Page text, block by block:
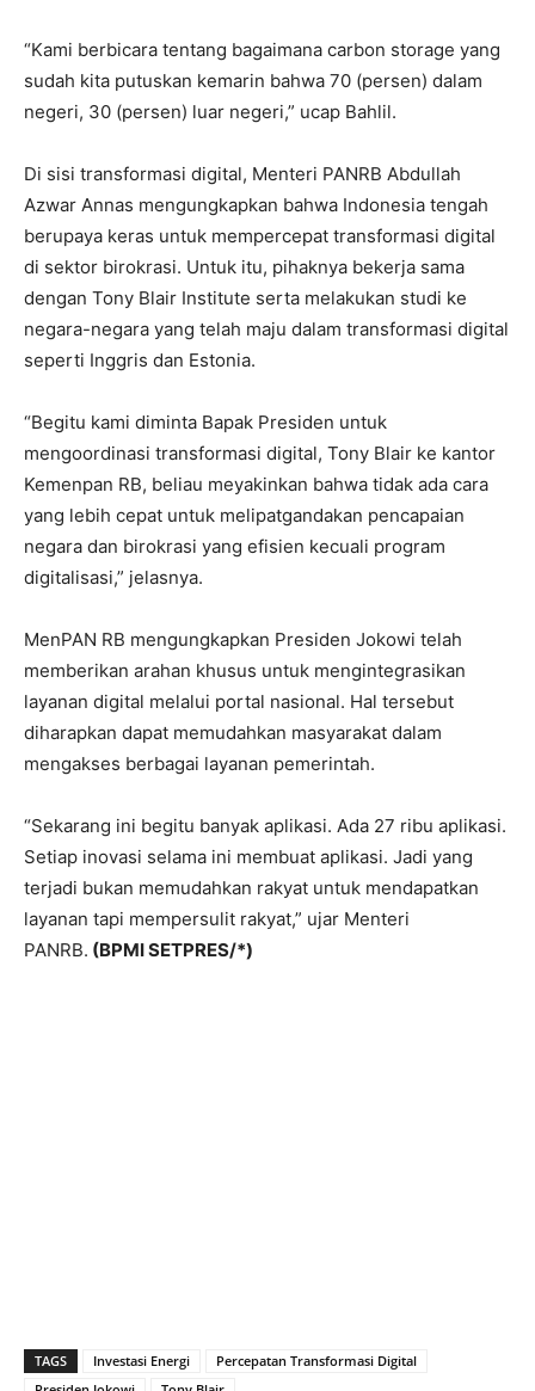
“Kami berbicara tentang bagaimana carbon storage yang
sudah kita putuskan kemarin bahwa 70 (persen) dalam
negeri, 30 (persen) luar negeri,” ucap Bahlil.
Di sisi transformasi digital, Menteri PANRB Abdullah
Azwar Annas mengungkapkan bahwa Indonesia tengah
berupaya keras untuk mempercepat transformasi digital
di sektor birokrasi. Untuk itu, pihaknya bekerja sama
dengan Tony Blair Institute serta melakukan studi ke
negara-negara yang telah maju dalam transformasi digital
seperti Inggris dan Estonia.
“Begitu kami diminta Bapak Presiden untuk
mengoordinasi transformasi digital, Tony Blair ke kantor
Kemenpan RB, beliau meyakinkan bahwa tidak ada cara
yang lebih cepat untuk melipatgandakan pencapaian
negara dan birokrasi yang efisien kecuali program
digitalisasi,” jelasnya.
MenPAN RB mengungkapkan Presiden Jokowi telah
memberikan arahan khusus untuk mengintegrasikan
layanan digital melalui portal nasional. Hal tersebut
diharapkan dapat memudahkan masyarakat dalam
mengakses berbagai layanan pemerintah.
“Sekarang ini begitu banyak aplikasi. Ada 27 ribu aplikasi.
Setiap inovasi selama ini membuat aplikasi. Jadi yang
terjadi bukan memudahkan rakyat untuk mendapatkan
layanan tapi mempersulit rakyat,” ujar Menteri
PANRB. (BPMI SETPRES/*)
TAGS Investasi Energi
Percepatan Transformasi Digital